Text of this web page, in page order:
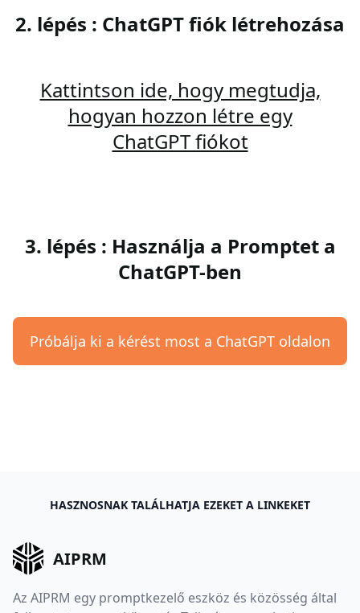
2. lépés : ChatGPT fiók létrehozása
Kattintson ide, hogy megtudja,
hogyan hozzon létre egy
ChatGPT fiókot
3. lépés : Használja a Promptet a
ChatGPT-ben
Próbálja ki a kérést most a ChatGPT oldalon
HASZNOSNAK TALÁLHATJA EZEKET A LINKEKET
AIPRM
Az AIPRM egy promptkezelő eszköz és közösség által